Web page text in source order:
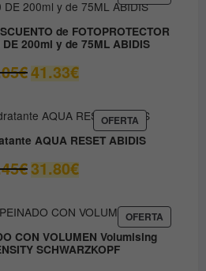
37.00€.
14.80€.
EN
de FOTOPROTECTOR
DE 200ml y de 75ML ABIDIS
€ El
precio
era:
59.05€.
41.33€El
precio
es:
41.33€.
OFERTAPRODUCTO
EN
OFERTA
AQUA RESET ABIDIS
€ El
precio
era:
37.45€.
31.80€El
precio
es:
31.80€.
OFERTA
EN
CON VOLUMEN Volumising
SCHWARZKOPF